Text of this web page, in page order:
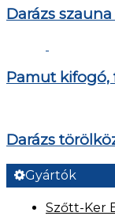
Darázs
Pamut kifogó,
Darázs
Gyártók
Szőtt-Ker